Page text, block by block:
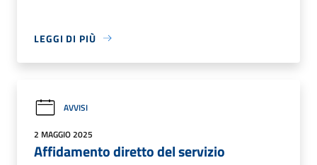
LEGGI DI PIÙ
AVVISI
2 MAGGIO 2025
Affidamento diretto del servizio